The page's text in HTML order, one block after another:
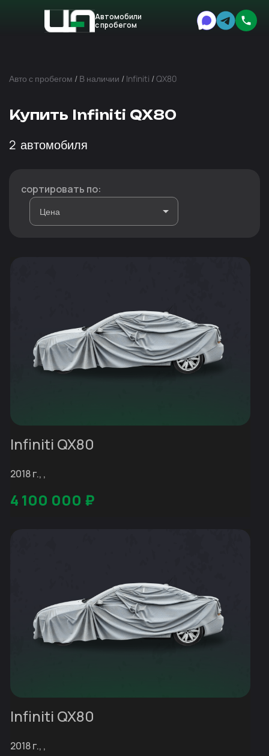
Автомобили
с пробегом
Авто с пробегом / В наличии / Infiniti /QX80
Купить Infiniti QX80
2 автомобиля
сортировать по:
Infiniti QX80
2018 г., ,
4 100 000 ₽
Infiniti QX80
2018 г., ,